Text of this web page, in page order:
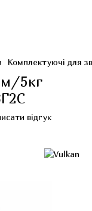
Комплектуючі для
5кг
відгук